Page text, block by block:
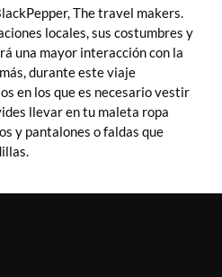
The travel makers.
locales, sus costumbres y
una mayor interacción con la
durante este viaje
en los que es necesario vestir
llevar en tu maleta ropa
y pantalones o faldas que